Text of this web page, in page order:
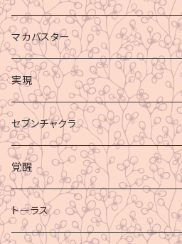
マカバスター
実現
セブンチャクラ
覚醒
トーラス